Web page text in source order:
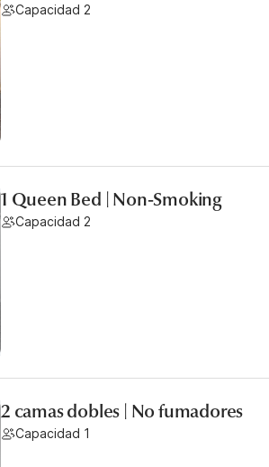
Capacidad 2
1 Queen Bed | Non-Smoking
Capacidad 2
2 camas dobles | No fumadores
Capacidad 1